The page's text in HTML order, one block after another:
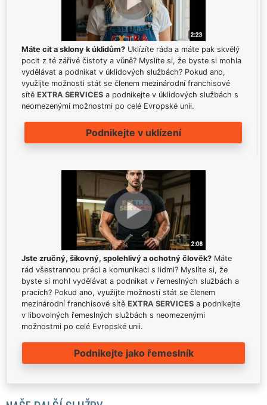
Máte cit a sklony k úklidům? Uklízíte ráda a máte pak skvělý
pocit z té zářivé čistoty a vůně? Myslíte si, že byste si mohla
vydělávat a podnikat v úklidových službách? Pokud ano,
využijte možnosti stát se členem mezinárodní franchisové
sítě EXTRA SERVICES a podnikejte v úklidových službách s
neomezenými možnostmi po celé Evropské unii.
Podnikejte v uklízení
Jste zručný, šikovný, spolehlivý a ochotný člověk? Máte
rád všestrannou práci a komunikaci s lidmi? Myslíte si, že
byste si mohl vydělávat a podnikat v řemeslných službách a
pracích? Pokud ano, využijte možnosti stát se členem
mezinárodní franchisové sítě EXTRA SERVICES a podnikejte
v libovolných řemeslných službách s neomezenými
možnostmi po celé Evropské unii.
Podnikejte jako řemeslník